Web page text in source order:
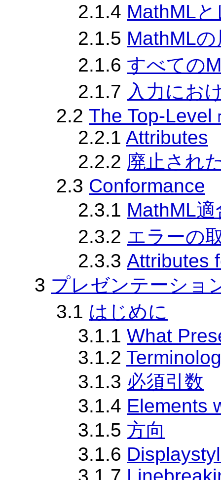
2.1.4 MathML
2.1.5 MathML
2.1.6 すべての
2.1.7 入力にお
2.2 The Top-Level
2.2.1 Attributes
2.2.2 廃止され
2.3 Conformance
2.3.1 MathML適
2.3.2 エラーの
2.3.3 Attributes
3 プレゼンテーショ
3.1 はじめに
3.1.1 What
3.1.2
3.1.3 必須引数
3.1.4 Elements
3.1.5 方向
3.1.6
3.1.7